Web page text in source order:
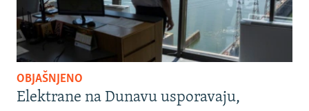
OBJAŠNJENO
Elektrane na Dunavu usporavaju,